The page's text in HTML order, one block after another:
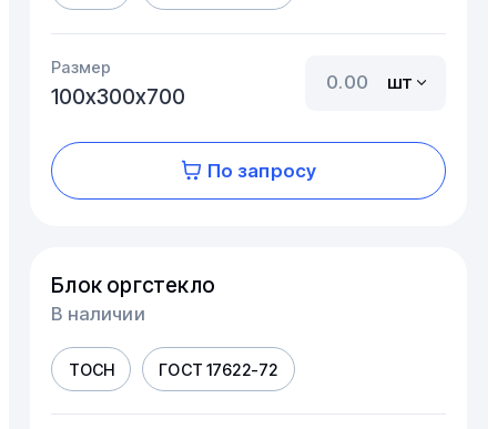
Размер
100х300х700
шт
По запросу
Блок оргстекло
В наличии
ТОСН ГОСТ 17622-72